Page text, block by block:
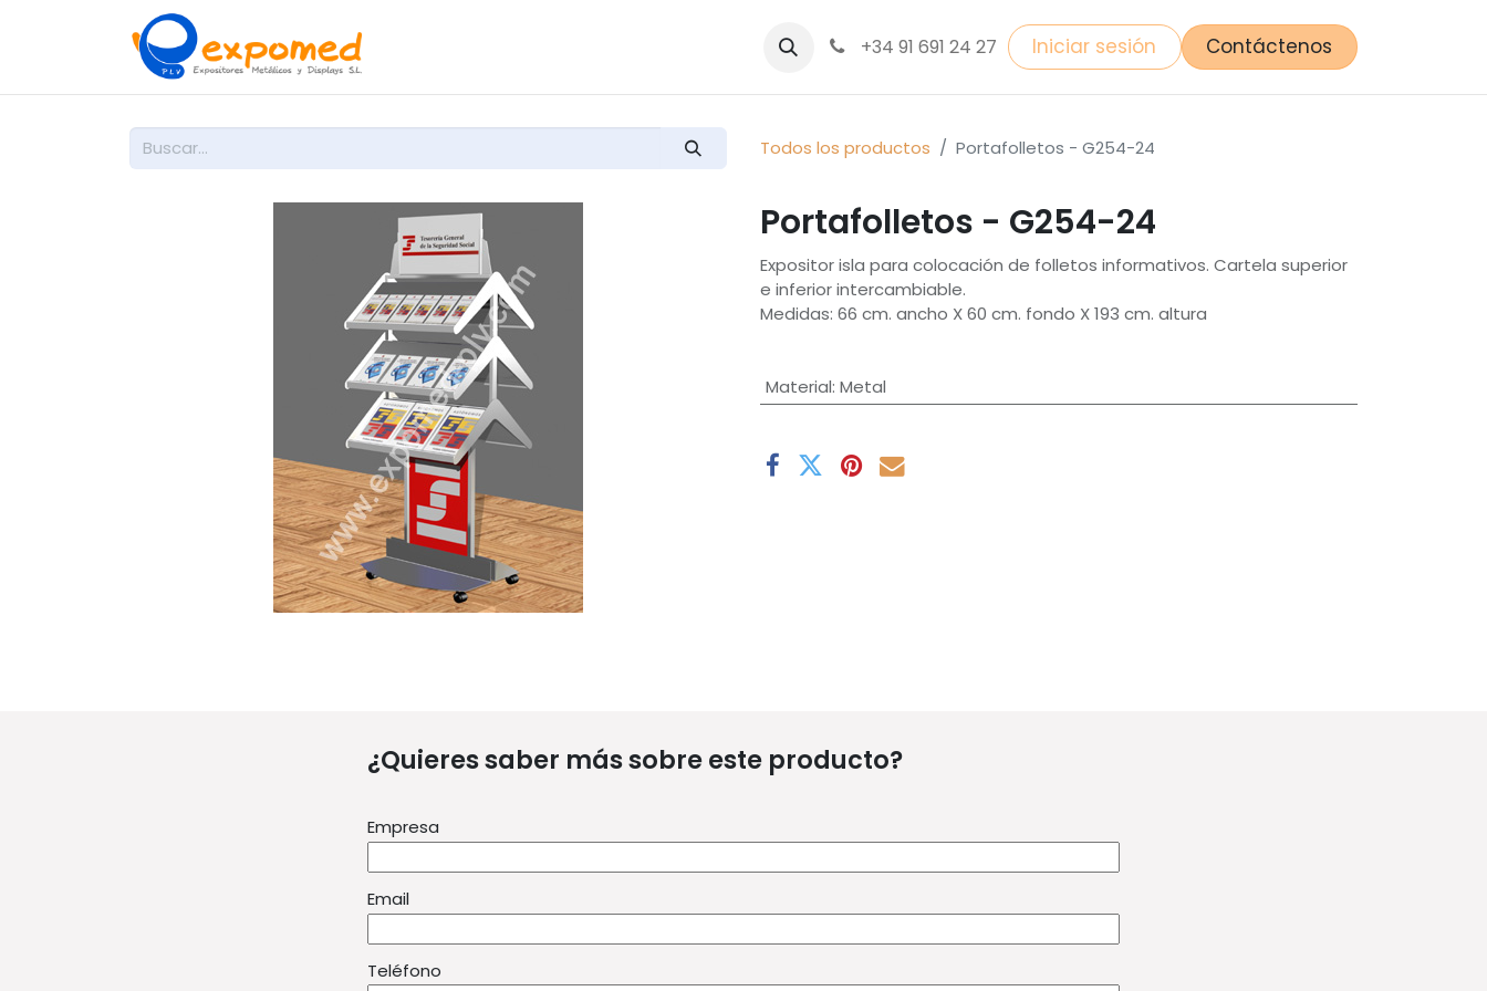
+34 91 691 24 27 Iniciar sesión Contáctenos
Todos los productos Portafolletos - G254-24
Portafolletos - G254-24
Expositor isla para colocación de folletos informativos. Cartela superior
e inferior intercambiable.
Medidas: 66 cm. ancho X 60 cm. fondo X 193 cm. altura
Material: Metal
¿Quieres saber más sobre este producto?
Empresa
Email
Teléfono